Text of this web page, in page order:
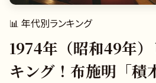
📊 年代別ランキング
1974年（昭和49年
キング！布施明「積